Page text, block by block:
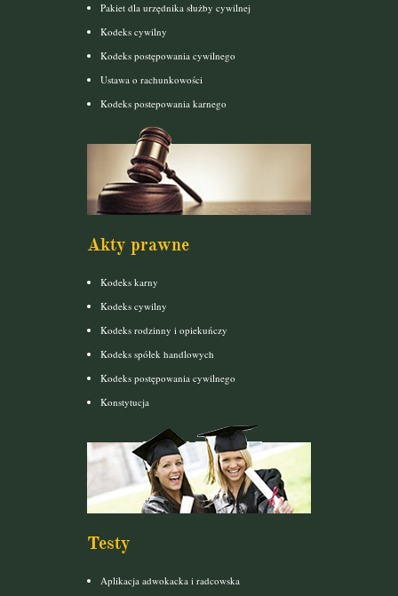
Pakiet dla urzędnika służby cywilnej
Kodeks cywilny
Kodeks postępowania cywilnego
Ustawa o rachunkowości
Kodeks postepowania karnego
Akty prawne
Kodeks karny
Kodeks cywilny
Kodeks rodzinny i opiekuńczy
Kodeks spółek handlowych
Kodeks postępowania cywilnego
Konstytucja
Testy
Aplikacja adwokacka i radcowska